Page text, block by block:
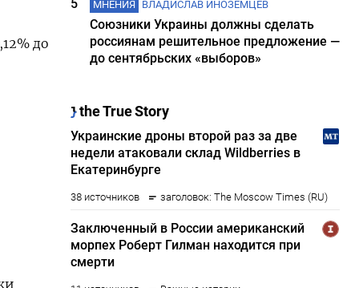
до
5
МНЕНИЯ ВЛАДИСЛАВ ИНОЗЕМЦЕВ
Союзники Украины должны сделать
россиянам решительное предложение —
до сентябрьских «выборов»